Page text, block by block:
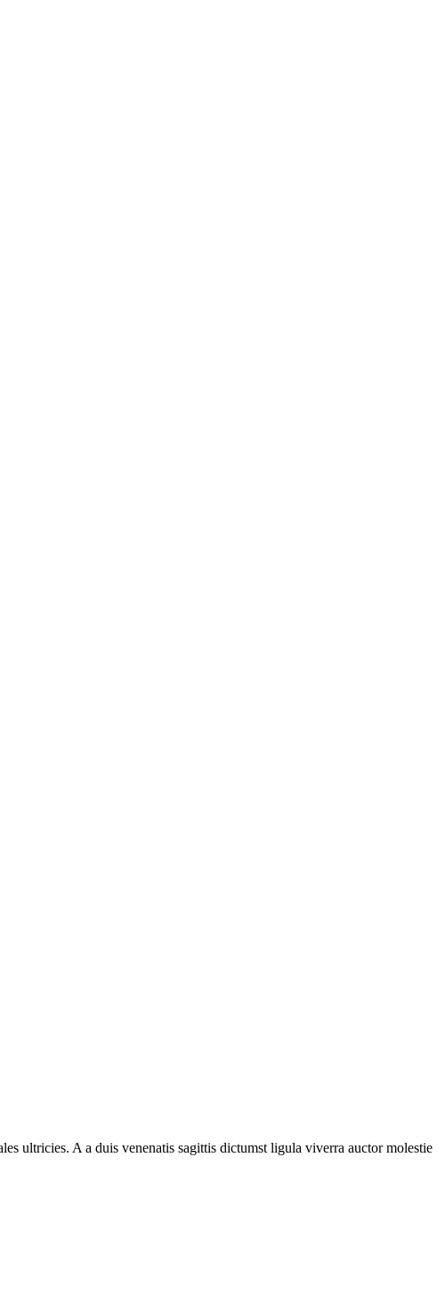
ultricies. A a duis venenatis sagittis dictumst ligula viverra auctor molestie